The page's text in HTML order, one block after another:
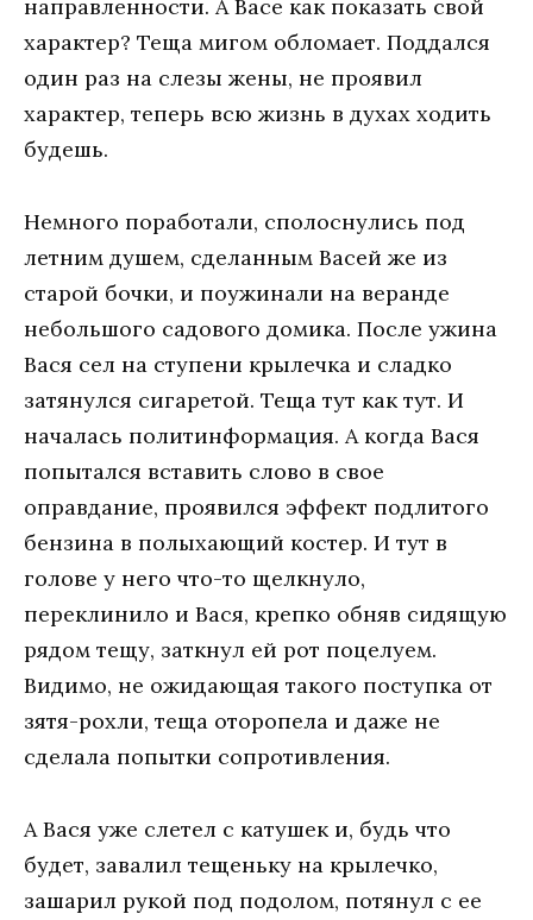
направленности. А Васе как показать свой
характер? Теща мигом обломает. Поддался
один раз на слезы жены, не проявил
характер, теперь всю жизнь в духах ходить
будешь.
Немного поработали, сполоснулись под
летним душем, сделанным Васей же из
старой бочки, и поужинали на веранде
небольшого садового домика. После ужина
Вася сел на ступени крылечка и сладко
затянулся сигаретой. Теща тут как тут. И
началась политинформация. А когда Вася
попытался вставить слово в свое
оправдание, проявился эффект подлитого
бензина в полыхающий костер. И тут в
голове у него что-то щелкнуло,
переклинило и Вася, крепко обняв сидящую
рядом тещу, заткнул ей рот поцелуем.
Видимо, не ожидающая такого поступка от
зятя-рохли, теща оторопела и даже не
сделала попытки сопротивления.
А Вася уже слетел с катушек и, будь что
будет, завалил тещеньку на крылечко,
зашарил рукой под подолом, потянул с ее